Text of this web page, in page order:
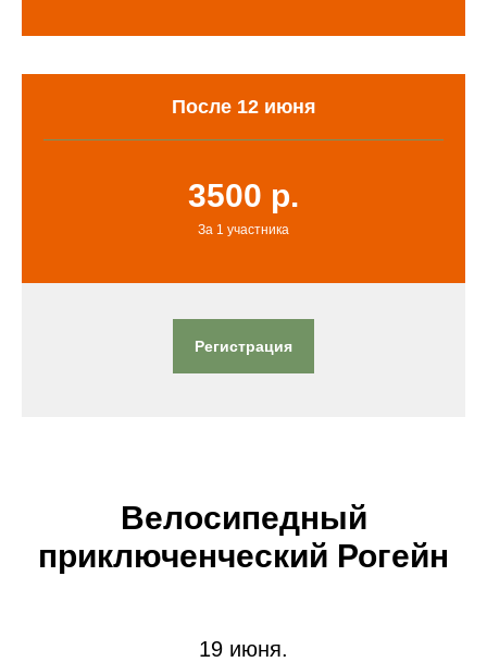
После 12 июня
3500 р.
За 1 участника
Регистрация
Велосипедный
приключенческий Рогейн
19 июня.